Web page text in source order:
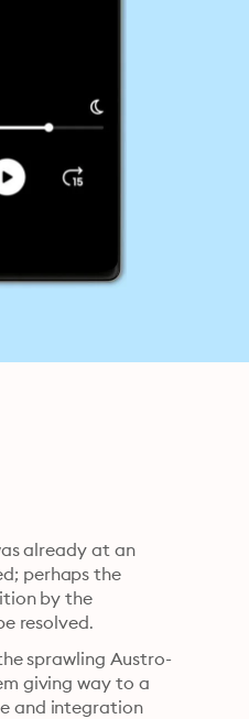
already at an
perhaps the
by the
resolved.
sprawling Austro-
giving way to a
and integration